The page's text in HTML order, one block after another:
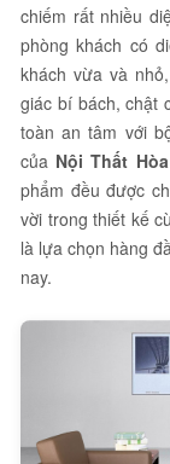
chiếm rất nhiều
phòng khách có
khách vừa và
giác bí bách, chật
toàn an tâm với
của Nội Thất
phẩm đều được
vời trong thiết kế
là lựa chọn hàng
nay.